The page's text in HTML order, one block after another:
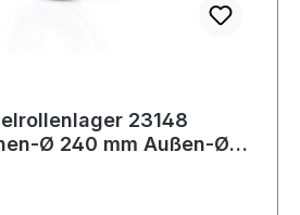
23148
Ø 240 mm Außen-Ø